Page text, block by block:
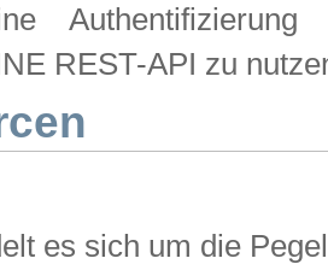
REST-API zu
es sich um die